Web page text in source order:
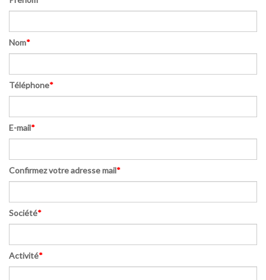
Nom*
Téléphone*
E-mail*
Confirmez votre adresse mail*
Société*
Activité*